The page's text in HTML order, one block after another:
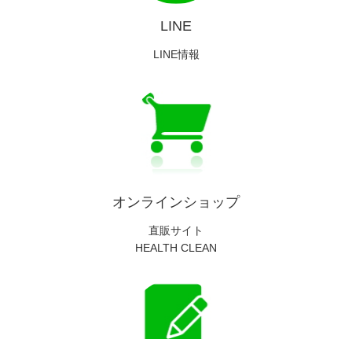
LINE
LINE情報
オンラインショップ
直販サイト
HEALTH CLEAN